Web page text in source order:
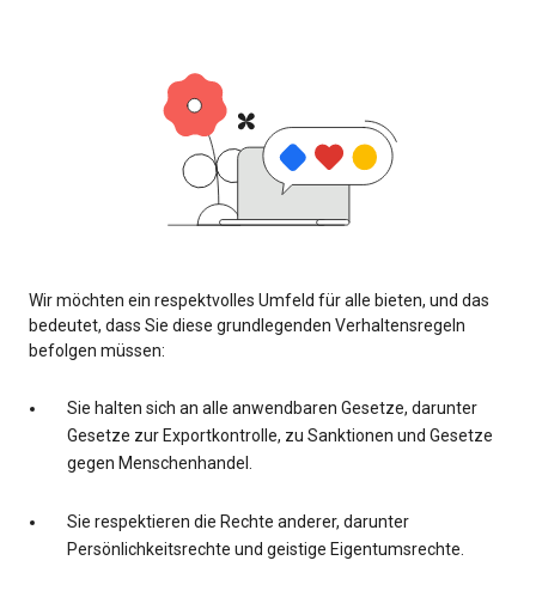
Wir möchten ein respektvolles Umfeld für alle bieten, und das
bedeutet, dass Sie diese grundlegenden Verhaltensregeln
befolgen müssen:
Sie halten sich an alle anwendbaren Gesetze, darunter
Gesetze zur Exportkontrolle, zu Sanktionen und Gesetze
gegen Menschenhandel.
Sie respektieren die Rechte anderer, darunter
Persönlichkeitsrechte und geistige Eigentumsrechte.